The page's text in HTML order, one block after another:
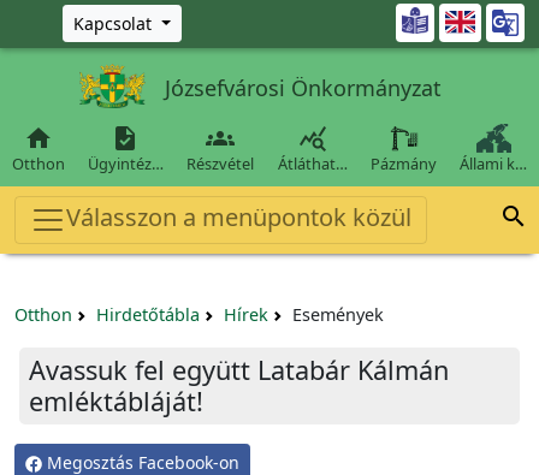
Ugrás a fő tartalomra
Kapcsolat 
Józsefvárosi Önkormányzat

Otthon

Ügyintéz…

Részvétel

Átláthat… Pázmány Állami k…
Válasszon a menüpontok közül 
Otthon Hirdetőtábla Hírek Események
Avassuk fel együtt Latabár Kálmán
emléktábláját!
Megosztás Facebook-on